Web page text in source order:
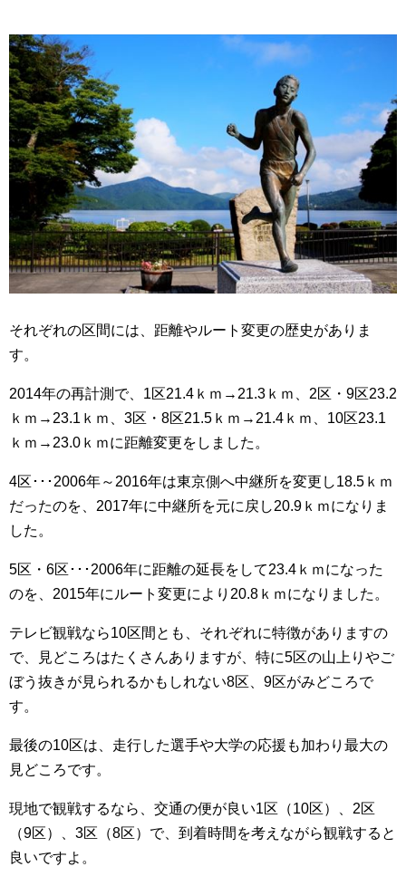
それぞれの区間には、距離やルート変更の歴史がありま
す。
2014年の再計測で、1区21.4ｋｍ→21.3ｋｍ、2区・9区23.2
ｋｍ→23.1ｋｍ、3区・8区21.5ｋｍ→21.4ｋｍ、10区23.1
ｋｍ→23.0ｋｍに距離変更をしました。
4区･･･2006年～2016年は東京側へ中継所を変更し18.5ｋｍ
だったのを、2017年に中継所を元に戻し20.9ｋｍになりま
した。
5区・6区･･･2006年に距離の延長をして23.4ｋｍになった
のを、2015年にルート変更により20.8ｋｍになりました。
テレビ観戦なら10区間とも、それぞれに特徴がありますの
で、見どころはたくさんありますが、特に5区の山上りやご
ぼう抜きが見られるかもしれない8区、9区がみどころで
す。
最後の10区は、走行した選手や大学の応援も加わり最大の
見どころです。
現地で観戦するなら、交通の便が良い1区（10区）、2区
（9区）、3区（8区）で、到着時間を考えながら観戦すると
良いですよ。